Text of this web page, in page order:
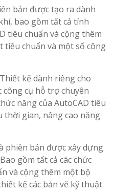
bản được tạo ra dành
bao gồm tất cả tính
tiêu chuẩn và cộng thêm
tiêu chuẩn và một số công
Thiết kế dành riêng cho
công cụ hỗ trợ chuyên
năng của AutoCAD tiêu
thời gian, nâng cao năng
phiên bản được xây dựng
gồm tất cả các chức
và cộng thêm một bộ
kế các bản vẽ kỹ thuật